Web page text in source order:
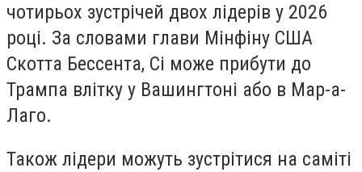
чотирьох зустрічей двох лідерів у 2026
році. За словами глави Мінфіну США
Скотта Бессента, Сі може прибути до
Трампа влітку у Вашингтоні або в Мар-а-
Лаго.
Також лідери можуть зустрітися на саміті